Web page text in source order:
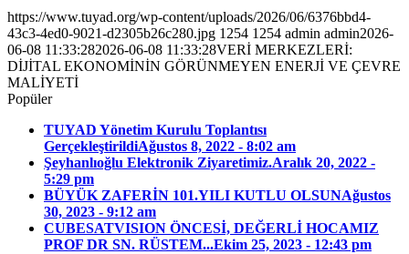
https://www.tuyad.org/wp-content/uploads/2026/06/6376bbd4-
43c3-4ed0-9021-d2305b26c280.jpg 1254 1254 admin admin2026-
06-08 11:33:282026-06-08 11:33:28VERİ MERKEZLERİ:
DİJİTAL EKONOMİNİN GÖRÜNMEYEN ENERJİ VE ÇEVRE
MALİYETİ
Popüler
TUYAD Yönetim Kurulu Toplantısı
GerçekleştirildiAğustos 8, 2022 - 8:02 am
Şeyhanlıoğlu Elektronik Ziyaretimiz.Aralık 20, 2022 -
5:29 pm
BÜYÜK ZAFERİN 101.YILI KUTLU OLSUNAğustos
30, 2023 - 9:12 am
CUBESATVISION ÖNCESİ, DEĞERLİ HOCAMIZ
PROF DR SN. RÜSTEM...Ekim 25, 2023 - 12:43 pm